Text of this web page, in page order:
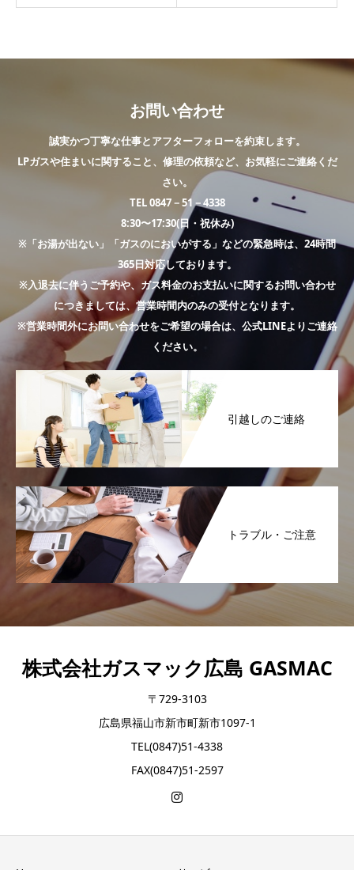
お問い合わせ
誠実かつ丁寧な仕事とアフターフォローを約束します。
LPガスや住まいに関すること、修理の依頼など、お気軽にご連絡くだ
さい。
TEL 0847－51－4338
8:30〜17:30(日・祝休み)
※「お湯が出ない」「ガスのにおいがする」などの緊急時は、24時間
365日対応しております。
※入退去に伴うご予約や、ガス料金のお支払いに関するお問い合わせ
につきましては、営業時間内のみの受付となります。
※営業時間外にお問い合わせをご希望の場合は、公式LINEよりご連絡
ください。
引越しのご連絡
トラブル・ご注意
株式会社ガスマック広島 GASMAC
〒729-3103
広島県福山市新市町新市1097-1
TEL(0847)51-4338
FAX(0847)51-2597